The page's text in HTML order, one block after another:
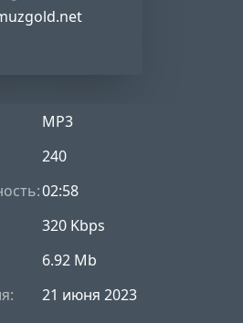
MP3
240
02:58
320 Kbps
6.92 Mb
21 июня 2023